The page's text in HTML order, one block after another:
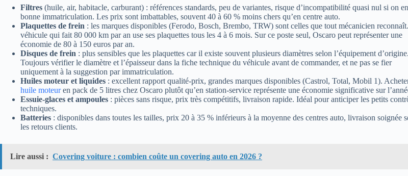
Filtres (huile, air, habitacle, carburant) : références standards, peu de variantes, risque d’incompatibilité quasi nul si on
bonne immatriculation. Les prix sont imbattables, souvent 40 à 60 % moins chers qu’en centre auto.
Plaquettes de frein : les marques disponibles (Ferodo, Bosch, Brembo, TRW) sont celles que tout mécanicien
véhicule qui fait 80 000 km par an use ses plaquettes tous les 4 à 6 mois. Sur ce poste seul, Oscaro peut représenter une
économie de 80 à 150 euros par an.
Disques de frein : plus sensibles que les plaquettes car il existe souvent plusieurs diamètres selon l’équipement d’origine.
Toujours vérifier le diamètre et l’épaisseur dans la fiche technique du véhicule avant de commander, et ne pas se fier
uniquement à la suggestion par immatriculation.
Huiles moteur et liquides : excellent rapport qualité-prix, grandes marques disponibles (Castrol, Total, Mobil 1).
huile moteuren pack de 5 litres chez Oscaro plutôt qu’en station-service représente une économie significative sur
Essuie-glaces et ampoules : pièces sans risque, prix très compétitifs, livraison rapide. Idéal pour anticiper les petits
techniques.
Batteries : disponibles dans toutes les tailles, prix 20 à 35 % inférieurs à la moyenne des centres auto, livraison soignée
les retours clients.
Lire aussi : Covering voiture : combien coûte un covering auto en 2026 ?